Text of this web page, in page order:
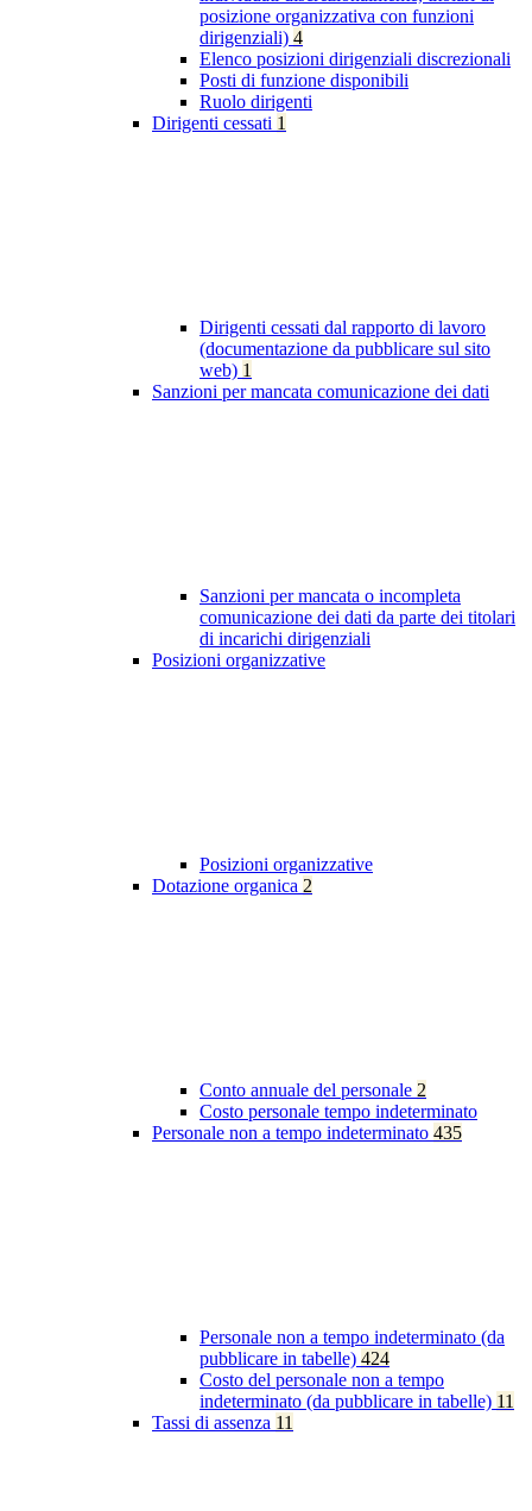
posizione organizzativa con funzioni
dirigenziali) 4
Elenco posizioni dirigenziali discrezionali
Posti di funzione disponibili
Ruolo dirigenti
Dirigenti cessati 1
Dirigenti cessati dal rapporto di lavoro
(documentazione da pubblicare sul sito
web) 1
Sanzioni per mancata comunicazione dei dati
Sanzioni per mancata o incompleta
comunicazione dei dati da parte dei titolari
di incarichi dirigenziali
Posizioni organizzative
Posizioni organizzative
Dotazione organica 2
Conto annuale del personale 2
Costo personale tempo indeterminato
Personale non a tempo indeterminato 435
Personale non a tempo indeterminato (da
pubblicare in tabelle) 424
Costo del personale non a tempo
indeterminato (da pubblicare in tabelle) 11
Tassi di assenza 11